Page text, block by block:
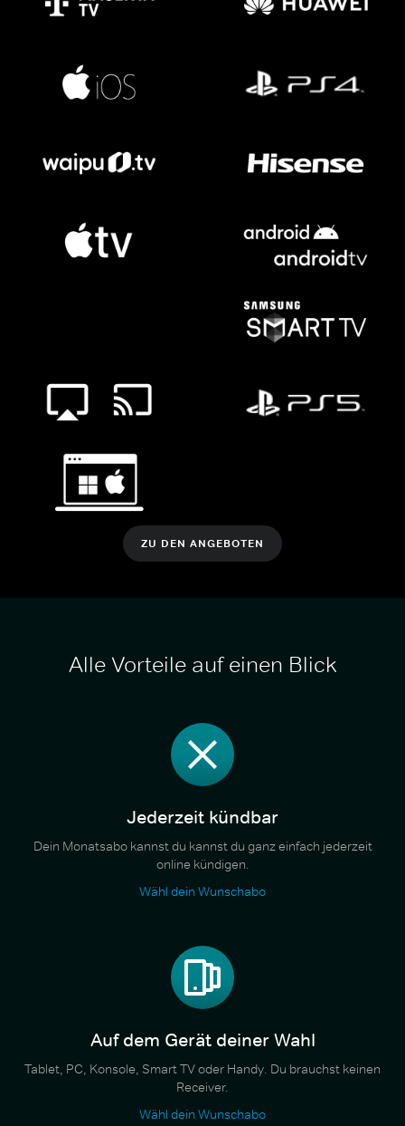
ZU DEN ANGEBOTEN
Alle Vorteile auf einen Blick
Jederzeit kündbar
Dein Monatsabo kannst du kannst du ganz einfach jederzeit
online kündigen.
Wähl dein Wunschabo
Auf dem Gerät deiner Wahl
Tablet, PC, Konsole, Smart TV oder Handy. Du brauchst keinen
Receiver.
Wähl dein Wunschabo